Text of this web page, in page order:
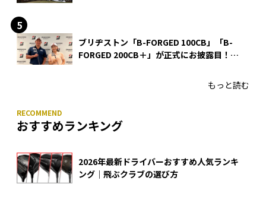
ブリヂストン「B-FORGED 100CB」「B-
FORGED 200CB＋」が正式にお披露目！
もっと読む
おすすめランキング
2026年最新ドライバーおすすめ人気ランキ
ング｜飛ぶクラブの選び方